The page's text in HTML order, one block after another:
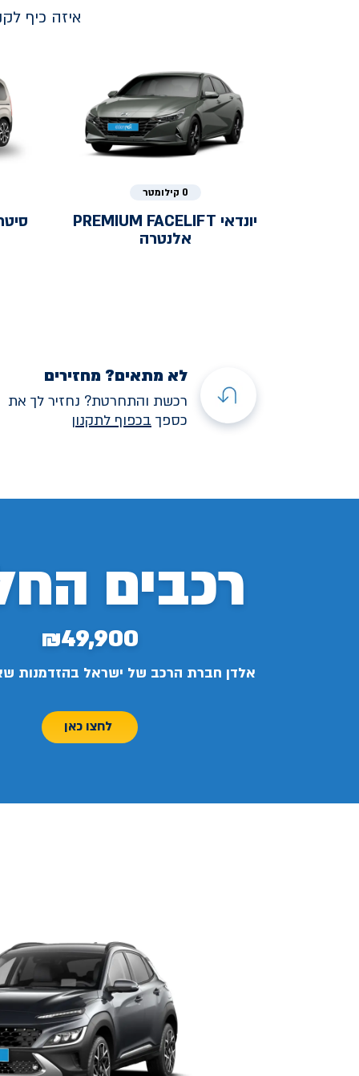
איזה כיף
0 קילומטר
יונדאי PREMIUM FACELIFT
אלנטרה
לא מתאים? מחזירים
רכשת והתחרטת? נחזיר לך את
כספך בכפוף לתקנון
רכבים
₪49,900
אלדן חברת הרכב של ישראל בהזדמנות
לחצו כאן